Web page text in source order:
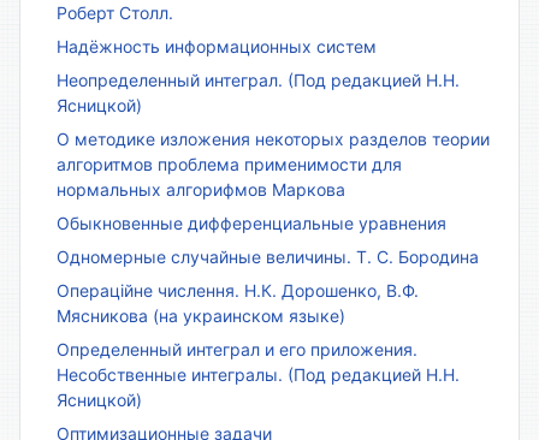
Роберт Столл.
Надёжность информационных систем
Неопределенный интеграл. (Под редакцией Н.Н.
Ясницкой)
О методике изложения некоторых разделов теории
алгоритмов проблема применимости для
нормальных алгорифмов Маркова
Обыкновенные дифференциальные уравнения
Одномерные случайные величины. Т. С. Бородина
Операційне числення. Н.К. Дорошенко, В.Ф.
Мясникова (на украинском языке)
Определенный интеграл и его приложения.
Несобственные интегралы. (Под редакцией Н.Н.
Ясницкой)
Оптимизационные задачи